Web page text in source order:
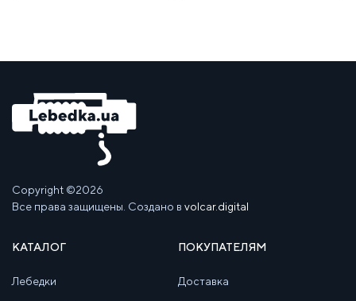
Copyright ©2026
Все права защищены. Создано в volcar.digital
КАТАЛОГ
Лебедки
ПОКУПАТЕЛЯМ
Доставка